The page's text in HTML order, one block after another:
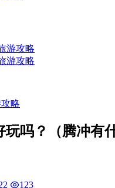
游攻略
游攻略
略
玩吗？（腾冲有
123